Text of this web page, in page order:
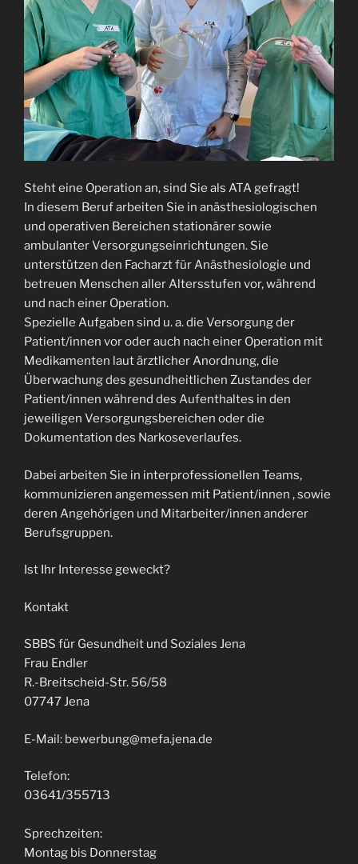
Steht eine Operation an, sind Sie als ATA gefragt!
In diesem Beruf arbeiten Sie in anästhesiologischen
und operativen Bereichen stationärer sowie
ambulanter Versorgungseinrichtungen. Sie
unterstützen den Facharzt für Anästhesiologie und
betreuen Menschen aller Altersstufen vor, während
und nach einer Operation.
Spezielle Aufgaben sind u. a. die Versorgung der
Patient/innen vor oder auch nach einer Operation mit
Medikamenten laut ärztlicher Anordnung, die
Überwachung des gesundheitlichen Zustandes der
Patient/innen während des Aufenthaltes in den
jeweiligen Versorgungsbereichen oder die
Dokumentation des Narkoseverlaufes.
Dabei arbeiten Sie in interprofessionellen Teams,
kommunizieren angemessen mit Patient/innen , sowie
deren Angehörigen und Mitarbeiter/innen anderer
Berufsgruppen.
Ist Ihr Interesse geweckt?
Kontakt
SBBS für Gesundheit und Soziales Jena
Frau Endler
R.-Breitscheid-Str. 56/58
07747 Jena
E-Mail: bewerbung@mefa.jena.de
Telefon:
03641/355713
Sprechzeiten:
Montag bis Donnerstag